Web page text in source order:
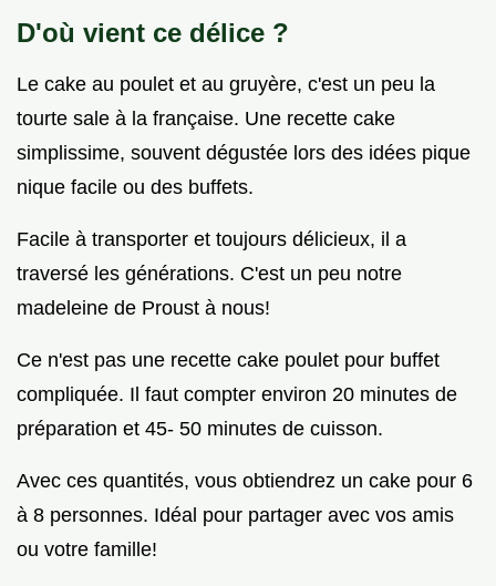
D'où vient ce délice ?
Le cake au poulet et au gruyère, c'est un peu la
tourte sale à la française. Une recette cake
simplissime, souvent dégustée lors des idées pique
nique facile ou des buffets.
Facile à transporter et toujours délicieux, il a
traversé les générations. C'est un peu notre
madeleine de Proust à nous!
Ce n'est pas une recette cake poulet pour buffet
compliquée. Il faut compter environ 20 minutes de
préparation et 45- 50 minutes de cuisson.
Avec ces quantités, vous obtiendrez un cake pour 6
à 8 personnes. Idéal pour partager avec vos amis
ou votre famille!